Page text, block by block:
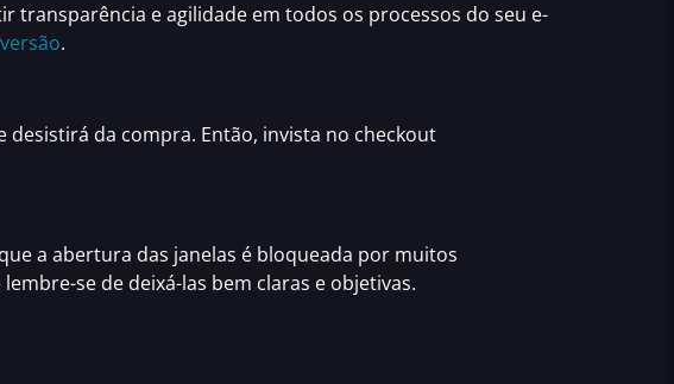
transparência e agilidade em todos os processos do seu e-
.
da compra. Então, invista no checkout
a abertura das janelas é bloqueada por muitos
lembre-se de deixá-las bem claras e objetivas.